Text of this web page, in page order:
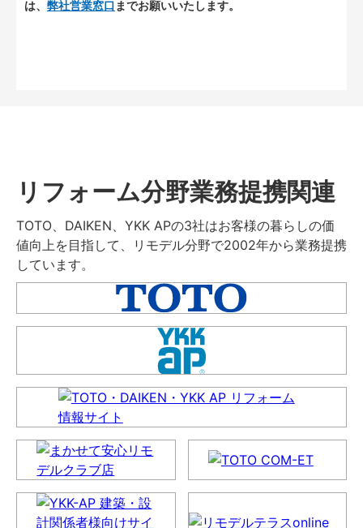
は、 弊社営業窓口 までお願いいたします。
リフォーム分野業務提携関連
TOTO、DAIKEN、YKK APの3社はお客様の暮らしの価
値向上を目指して、リモデル分野で2002年から業務提携
しています。